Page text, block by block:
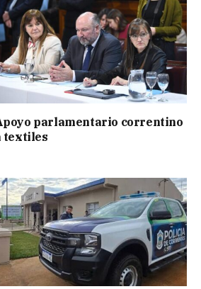
parlamentario correntino
textiles